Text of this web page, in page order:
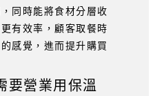
同時能將食材分層收
有效率，顧客取餐時
感覺，進而提升購買
要營業用保溫